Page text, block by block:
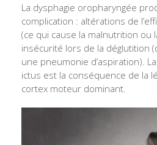
La dysphagie oropharyngée
complication : altérations de
(ce qui cause la malnutrition ou
insécurité lors de la déglutition
une pneumonie d’aspiration).
ictus est la conséquence de la
cortex moteur dominant.